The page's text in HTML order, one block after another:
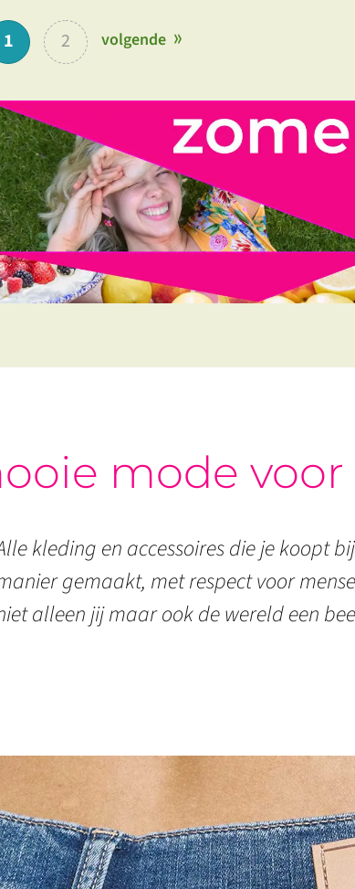
1 2 volgende
mode
kleding en accessoires die je koopt
gemaakt, met respect voor
alleen jij maar ook de wereld een